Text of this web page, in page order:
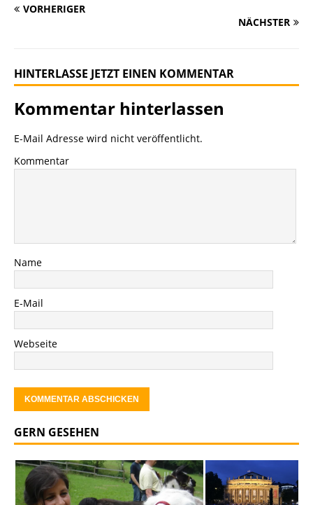
VORHERIGER
NÄCHSTER
HINTERLASSE JETZT EINEN KOMMENTAR
Kommentar hinterlassen
E-Mail Adresse wird nicht veröffentlicht.
Kommentar
Name
E-Mail
Webseite
GERN GESEHEN